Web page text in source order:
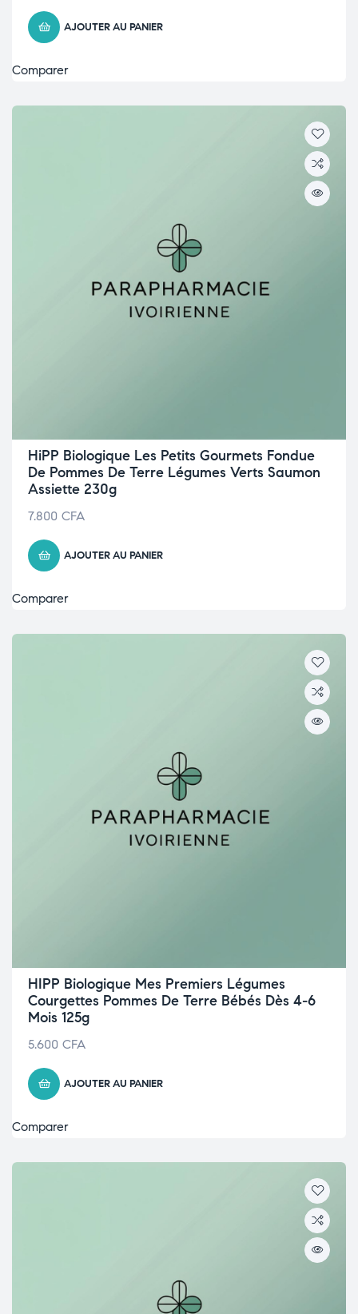
AJOUTER AU PANIER
Comparer
HiPP Biologique Les Petits Gourmets Fondue
De Pommes De Terre Légumes Verts Saumon
Assiette 230g
7.800 CFA
AJOUTER AU PANIER
Comparer
HIPP Biologique Mes Premiers Légumes
Courgettes Pommes De Terre Bébés Dès 4-6
Mois 125g
5.600 CFA
AJOUTER AU PANIER
Comparer